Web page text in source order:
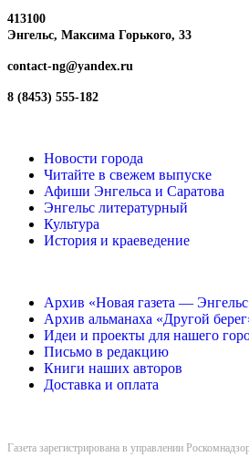
413100
Энгельс, Максима Горького, 33
contact-ng@yandex.ru
8 (8453) 555-182
Новости города
Читайте в свежем выпуске
Афиши Энгельса и Саратова
Энгельс литературный
Культура
История и краеведение
Архив «Новая газета —
Архив альманаха «Другой
Идеи и проекты для нашего
Письмо в редакцию
Книги наших авторов
Доставка и оплата
Газета зарегистрирована в управлении